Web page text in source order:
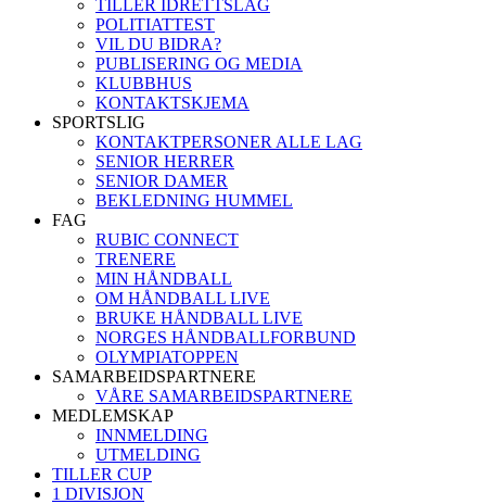
TILLER IDRETTSLAG
POLITIATTEST
VIL DU BIDRA?
PUBLISERING OG MEDIA
KLUBBHUS
KONTAKTSKJEMA
SPORTSLIG
KONTAKTPERSONER ALLE LAG
SENIOR HERRER
SENIOR DAMER
BEKLEDNING HUMMEL
FAG
RUBIC CONNECT
TRENERE
MIN HÅNDBALL
OM HÅNDBALL LIVE
BRUKE HÅNDBALL LIVE
NORGES HÅNDBALLFORBUND
OLYMPIATOPPEN
SAMARBEIDSPARTNERE
VÅRE SAMARBEIDSPARTNERE
MEDLEMSKAP
INNMELDING
UTMELDING
TILLER CUP
1 DIVISJON